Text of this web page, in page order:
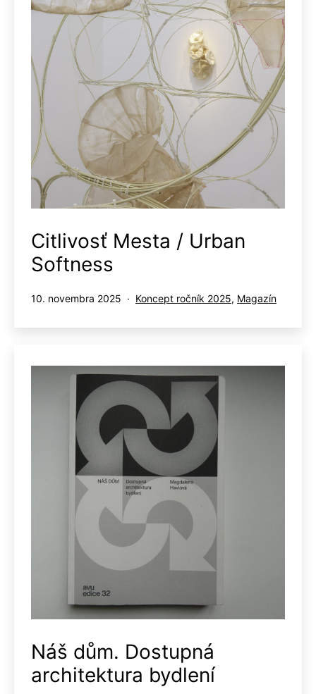
Citlivosť Mesta / Urban
Softness
Publikované
10. novembra 2025
Kategorizované
Koncept ročník 2025, Magazín
Náš dům. Dostupná
architektura bydlení